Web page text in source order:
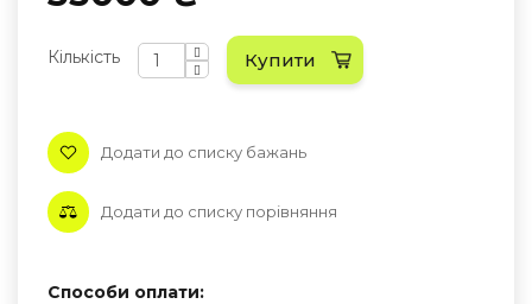
Кількість Купити
Додати до списку бажань
Додати до списку порівняння
Способи оплати: